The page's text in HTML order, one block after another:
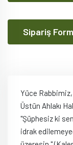
Sipariş
Yüce Rabbimiz,
Üstün Ahlakı
"Şüphesiz ki
idrak